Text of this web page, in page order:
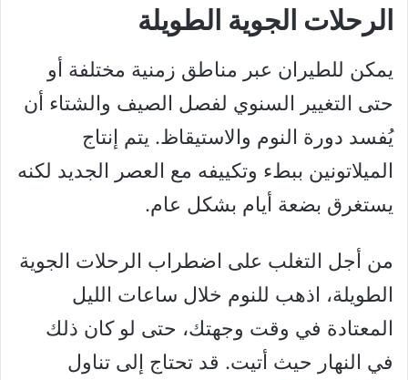
الرحلات الجوية الطويلة
يمكن للطيران عبر مناطق زمنية مختلفة أو
حتى التغيير السنوي لفصل الصيف والشتاء أن
يُفسد دورة النوم والاستيقاظ. يتم إنتاج
الميلاتونين ببطء وتكييفه مع العصر الجديد لكنه
يستغرق بضعة أيام بشكل عام.
من أجل التغلب على اضطراب الرحلات الجوية
الطويلة، اذهب للنوم خلال ساعات الليل
المعتادة في وقت وجهتك، حتى لو كان ذلك
في النهار حيث أتيت. قد تحتاج إلى تناول